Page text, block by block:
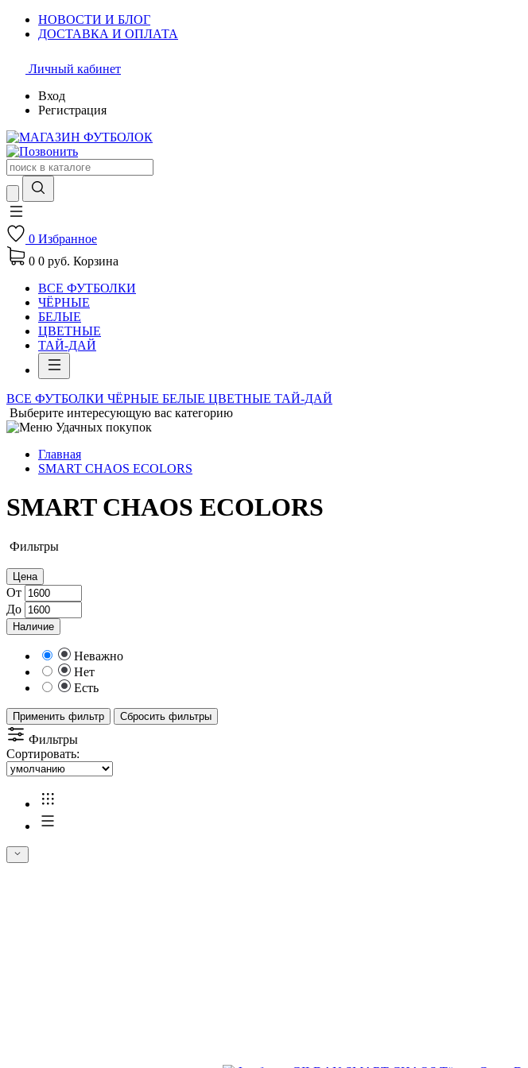
НОВОСТИ И БЛОГ
ДОСТАВКА И ОПЛАТА
Личный кабинет
Вход
Регистрация
0 Избранное
0 0 руб. Корзина
ВСЕ ФУТБОЛКИ
ЧЁРНЫЕ
БЕЛЫЕ
ЦВЕТНЫЕ
ТАЙ-ДАЙ
ВСЕ ФУТБОЛКИ ЧЁРНЫЕ БЕЛЫЕ ЦВЕТНЫЕ ТАЙ-ДАЙ
Выберите интересующую вас категорию
Главная
SMART CHAOS ECOLORS
SMART CHAOS ECOLORS
Фильтры
Цена
От
До
Наличие
Неважно
Нет
Есть
Применить фильтр Сбросить фильтры
Фильтры
Сортировать: